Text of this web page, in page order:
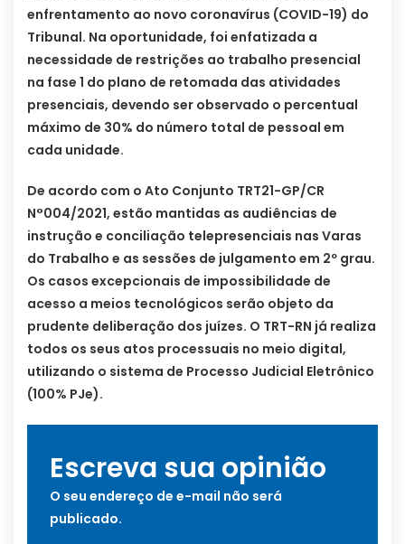
enfrentamento ao novo coronavírus (COVID-19) do
Tribunal. Na oportunidade, foi enfatizada a
necessidade de restrições ao trabalho presencial
na fase 1 do plano de retomada das atividades
presenciais, devendo ser observado o percentual
máximo de 30% do número total de pessoal em
cada unidade.
De acordo com o Ato Conjunto TRT21-GP/CR
N°004/2021, estão mantidas as audiências de
instrução e conciliação telepresenciais nas Varas
do Trabalho e as sessões de julgamento em 2º grau.
Os casos excepcionais de impossibilidade de
acesso a meios tecnológicos serão objeto da
prudente deliberação dos juízes. O TRT-RN já realiza
todos os seus atos processuais no meio digital,
utilizando o sistema de Processo Judicial Eletrônico
(100% PJe).
Escreva sua opinião
O seu endereço de e-mail não será
publicado.